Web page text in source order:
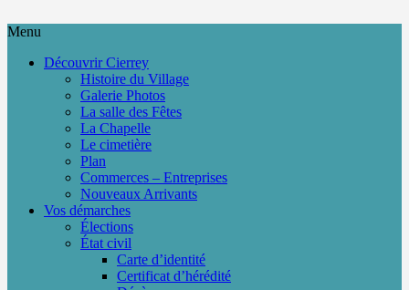
Menu
Découvrir Cierrey
Histoire du Village
Galerie Photos
La salle des Fêtes
La Chapelle
Le cimetière
Plan
Commerces – Entreprises
Nouveaux Arrivants
Vos démarches
Élections
État civil
Carte d’identité
Certificat d’hérédité